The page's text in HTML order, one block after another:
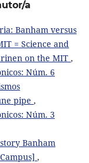
a
Banham versus
= Science and
on the MIT ,
Núm. 6
pipe ,
Núm. 3
Banham
,